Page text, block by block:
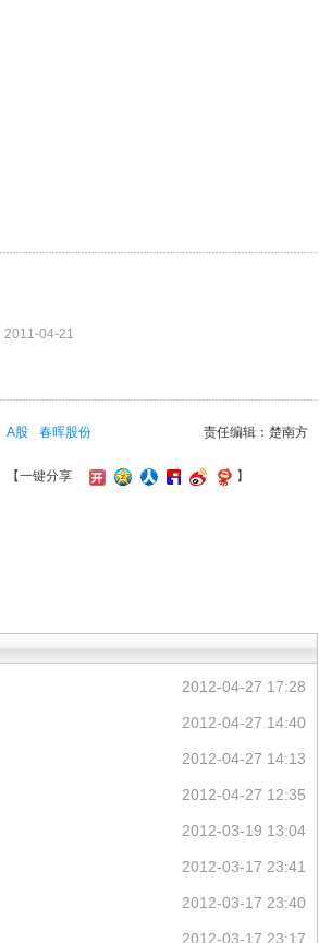
2011-04-21
责任编辑：楚南方
A股 春晖股份
【一键分享 】
2012-04-27 17:28
2012-04-27 14:40
2012-04-27 14:13
2012-04-27 12:35
2012-03-19 13:04
2012-03-17 23:41
2012-03-17 23:40
2012-03-17 23:17